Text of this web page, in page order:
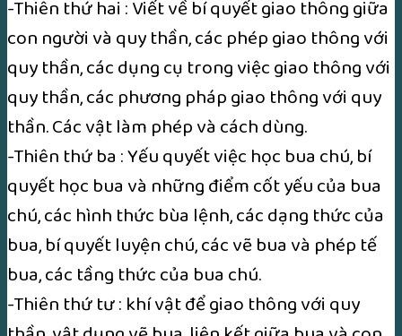
-Thiên thứ hai : Viết về bí quyết giao thông giữa
con người và quy thần, các phép giao thông với
quy thần, các dụng cụ trong việc giao thông với
quy thần, các phương pháp giao thông với quy
thần. Các vật làm phép và cách dùng.
-Thiên thứ ba : Yếu quyết việc học bua chú, bí
quyết học bua và những điểm cốt yếu của bua
chú, các hình thức bùa lệnh, các dạng thức của
bua, bí quyết luyện chú, các vẽ bua và phép tế
bua, các tầng thức của bua chú.
-Thiên thứ tư : khí vật để giao thông với quy